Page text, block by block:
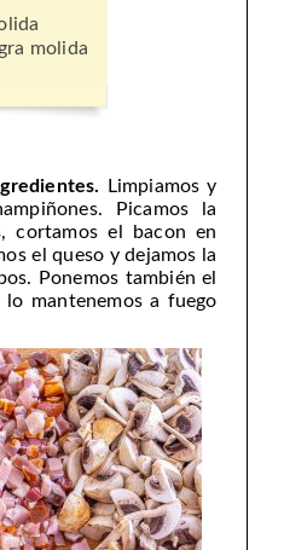
molida
Limpiamos y
Picamos la
cortamos el bacon en
el queso y dejamos la
Ponemos también el
mantenemos a fuego